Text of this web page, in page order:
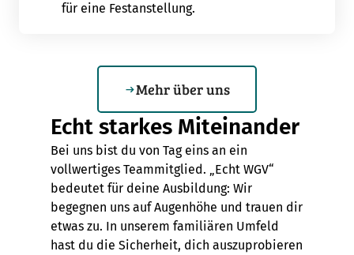
für eine Festanstellung.
Mehr über uns
Echt starkes Miteinander
Bei uns bist du von Tag eins an ein
vollwertiges Teammitglied. „Echt WGV“
bedeutet für deine Ausbildung: Wir
begegnen uns auf Augenhöhe und trauen dir
etwas zu. In unserem familiären Umfeld
hast du die Sicherheit, dich auszuprobieren